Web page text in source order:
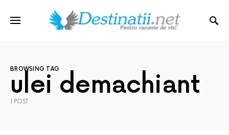
BROWSING TAG
ulei demachiant
1 POST